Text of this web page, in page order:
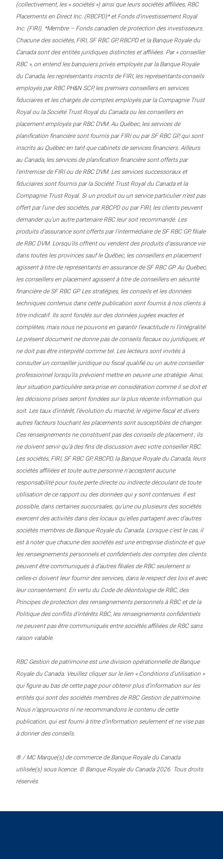
(collectivement, les « sociétés ») ainsi que leurs sociétés affiliées, RBC
Placements en Direct Inc. (RBCPD)* et Fonds d’investissement Royal
Inc. (FIRI). *Membre – Fonds canadien de protection des investisseurs.
Chacune des sociétés, FIRI, SF RBC GP, RBCPD et la Banque Royale du
Canada sont des entités juridiques distinctes et affiliées. Par « conseiller
RBC », on entend les banquiers privés employés par la Banque Royale
du Canada, les représentants inscrits de FIRI, les représentants-conseils
employés par RBC PH&N SCP, les premiers conseillers en services
fiduciaires et les chargés de comptes employés par la Compagnie Trust
Royal ou la Société Trust Royal du Canada ou les conseillers en
placement employés par RBC DVM. Au Québec, les services de
planification financière sont fournis par FIRI ou par SF RBC GP, qui sont
inscrits au Québec en tant que cabinets de services financiers. Ailleurs
au Canada, les services de planification financière sont offerts par
l’entremise de FIRI ou de RBC DVM. Les services successoraux et
fiduciaires sont fournis par la Société Trust Royal du Canada et la
Compagnie Trust Royal. Si un produit ou un service particulier n’est pas
offert par l’une des sociétés, par RBCPD ou par FIRI, les clients peuvent
demander qu’un autre partenaire RBC leur soit recommandé. Les
produits d’assurance sont offerts par l’intermédiaire de SF RBC GP, filiale
de RBC DVM. Lorsqu’ils offrent ou vendent des produits d’assurance vie
dans toutes les provinces sauf le Québec, les conseillers en placement
agissent à titre de représentants en assurance de SF RBC GP. Au Québec,
les conseillers en placement agissent à titre de conseillers en sécurité
financière de SF RBC GP. Les stratégies, les conseils et les données
techniques contenus dans cette publication sont fournis à nos clients à
titre indicatif. Ils sont fondés sur des données jugées exactes et
complètes, mais nous ne pouvons en garantir l’exactitude ni l’intégralité.
Le présent document ne donne pas de conseils fiscaux ou juridiques, et
ne doit pas être interprété comme tel. Les lecteurs sont invités à
consulter un conseiller juridique ou fiscal qualifié ou un autre conseiller
professionnel lorsqu’ils prévoient mettre en oeuvre une stratégie. Ainsi,
leur situation particulière sera prise en considération comme il se doit et
les décisions prises seront fondées sur la plus récente information qui
soit. Les taux d’intérêt, l’évolution du marché, le régime fiscal et divers
autres facteurs touchant les placements sont susceptibles de changer.
Ces renseignements ne constituent pas des conseils de placement ; ils
ne doivent servir qu’à des fins de discussion avec votre conseiller RBC.
Les sociétés, FIRI, SF RBC GP, RBCPD, la Banque Royale du Canada, leurs
sociétés affiliées et toute autre personne n’acceptent aucune
responsabilité pour toute perte directe ou indirecte découlant de toute
utilisation de ce rapport ou des données qui y sont contenues. Il est
possible, dans certaines succursales, qu’une ou plusieurs des sociétés
exercent des activités dans des locaux qu’elles partagent avec d’autres
sociétés membres de Banque Royale du Canada. Lorsque c’est le cas, il
est à noter que chacune des sociétés est une entreprise distincte et que
les renseignements personnels et confidentiels des comptes des clients
peuvent être communiqués à d’autres filiales de RBC seulement si
celles-ci doivent leur fournir des services, dans le respect des lois et avec
leur consentement. En vertu du Code de déontologie de RBC, des
Principes de protection des renseignements personnels à RBC et de la
Politique des conflits d’intérêts RBC, les renseignements confidentiels
ne peuvent pas être communiqués entre sociétés affiliées de RBC sans
raison valable.
RBC Gestion de patrimoine est une division opérationnelle de Banque
Royale du Canada. Veuillez cliquer sur le lien « Conditions d’utilisation »
qui figure au bas de cette page pour obtenir plus d’information sur les
entités qui sont des sociétés membres de RBC Gestion de patrimoine.
Nous n’approuvons ni ne recommandons le contenu de cette
publication, qui est fourni à titre d’information seulement et ne vise pas
à donner des conseils.
® / MC Marque(s) de commerce de Banque Royale du Canada
utilisée(s) sous licence. © Banque Royale du Canada 2026. Tous droits
réservés.